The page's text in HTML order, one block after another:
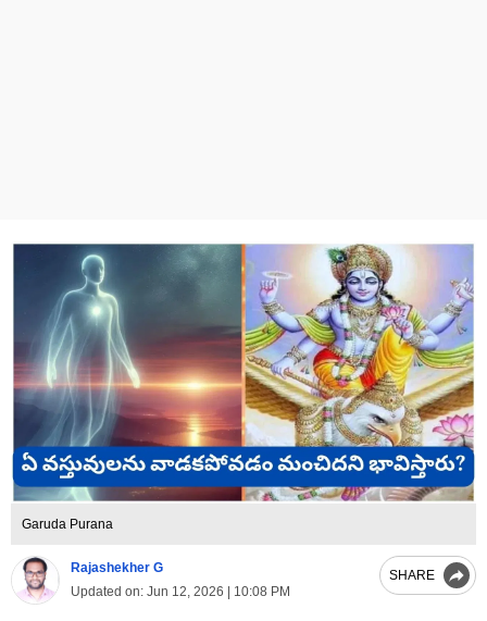
Garuda Purana
Rajashekher G
Updated on: Jun 12, 2026 | 10:08 PM
SHARE